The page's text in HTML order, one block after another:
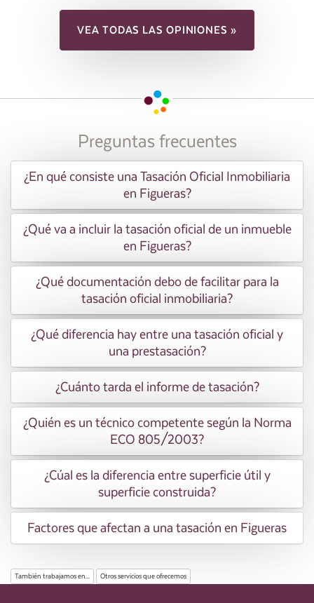
VEA TODAS LAS OPINIONES »
Preguntas frecuentes
¿En qué consiste una Tasación Oficial Inmobiliaria
en Figueras?
¿Qué va a incluir la tasación oficial de un inmueble
en Figueras?
¿Qué documentación debo de facilitar para la
tasación oficial inmobiliaria?
¿Qué diferencia hay entre una tasación oficial y
una prestasación?
¿Cuánto tarda el informe de tasación?
¿Quién es un técnico competente según la Norma
ECO 805/2003?
¿Cúal es la diferencia entre superficie útil y
superficie construida?
Factores que afectan a una tasación en Figueras
También trabajamos en... Otros servicios que ofrecemos